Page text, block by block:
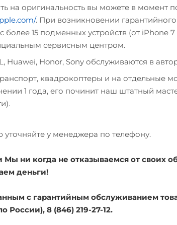
на оригинальность вы можете в момент
. При возникновении
более 15 подменных устройств (от iPhone
сервисным центром.
Huawei, Honor, Sony обслуживаются в
квадрокоптеры и на отдельные
1 года, его починит наш штатный
у менеджера по телефону.
Мы ни когда не отказываемся от своих
деньги!
с гарантийным обслуживанием
России), 8 (846) 219-27-12.